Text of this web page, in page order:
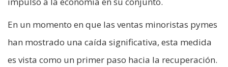
En un momento en que las ventas minoristas pymes
han mostrado una caída significativa, esta medida
es vista como un primer paso hacia la recuperación.